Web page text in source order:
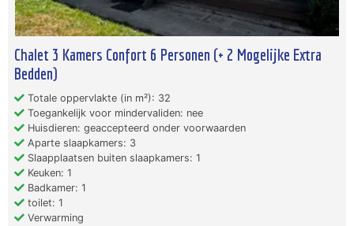
Chalet 3 Kamers Confort 6 Personen (+ 2 Mogelijke Extra
Bedden)
Totale oppervlakte (in m²): 32
Toegankelijk voor mindervaliden: nee
Huisdieren: geaccepteerd onder voorwaarden
Aparte slaapkamers: 3
Slaapplaatsen buiten slaapkamers: 1
Keuken: 1
Badkamer: 1
toilet: 1
Verwarming